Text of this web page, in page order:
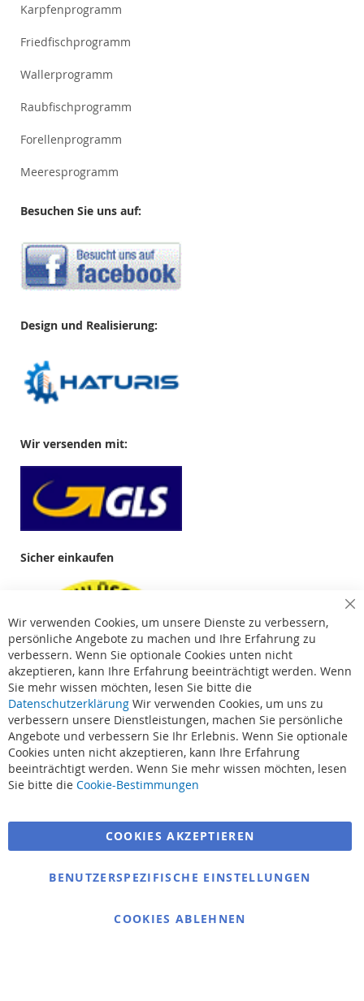
Karpfenprogramm
Friedfischprogramm
Wallerprogramm
Raubfischprogramm
Forellenprogramm
Meeresprogramm
Besuchen Sie uns auf:
Design und Realisierung:
Wir versenden mit:
Sicher einkaufen
Suchbegriffe
Bestellungen und Rücksendungen
Kontaktieren Sie uns
Cookie Einstellungen
Wir verwenden Cookies, um unsere Dienste zu verbessern,
persönliche Angebote zu machen und Ihre Erfahrung zu
verbessern. Wenn Sie optionale Cookies unten nicht
akzeptieren, kann Ihre Erfahrung beeinträchtigt werden. Wenn
Sie mehr wissen möchten, lesen Sie bitte die
Datenschutzerklärung Wir verwenden Cookies, um uns zu
verbessern unsere Dienstleistungen, machen Sie persönliche
Angebote und verbessern Sie Ihr Erlebnis. Wenn Sie optionale
Cookies unten nicht akzeptieren, kann Ihre Erfahrung
beeinträchtigt werden. Wenn Sie mehr wissen möchten, lesen
Sie bitte die Cookie-Bestimmungen
COOKIES AKZEPTIEREN
BENUTZERSPEZIFISCHE EINSTELLUNGEN
COOKIES ABLEHNEN